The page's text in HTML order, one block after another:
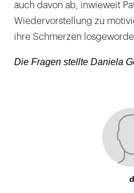
auch davon ab, inwieweit
Wiedervorstellung zu
ihre Schmerzen
Die Fragen stellte Daniela